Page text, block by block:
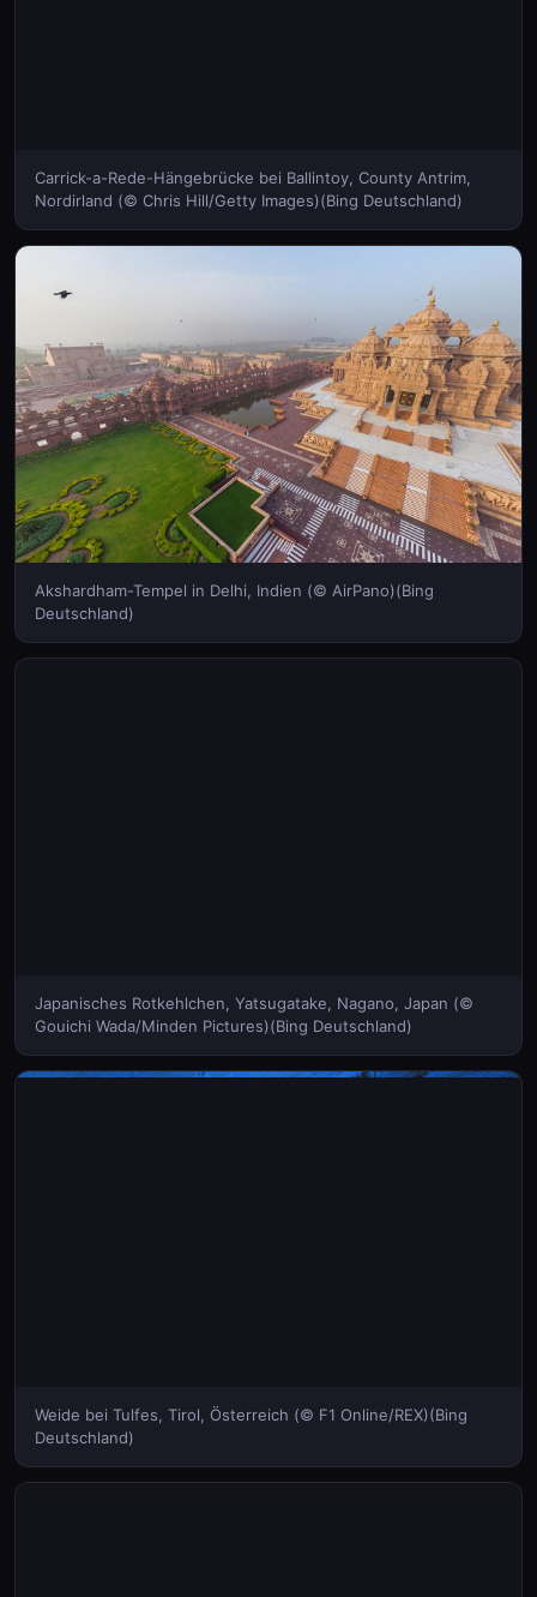
Carrick-a-Rede-Hängebrücke bei Ballintoy, County Antrim,
Nordirland (© Chris Hill/Getty Images)(Bing Deutschland)
Akshardham-Tempel in Delhi, Indien (© AirPano)(Bing
Deutschland)
Japanisches Rotkehlchen, Yatsugatake, Nagano, Japan (©
Gouichi Wada/Minden Pictures)(Bing Deutschland)
Weide bei Tulfes, Tirol, Österreich (© F1 Online/REX)(Bing
Deutschland)